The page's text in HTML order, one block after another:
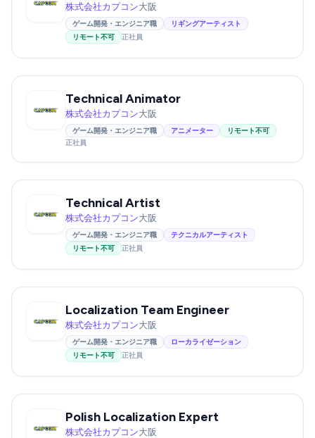
株式会社カプコン大阪
ゲーム開発・エンジニア職
リギングアーティスト
リモート不可
正社員
Technical Animator
株式会社カプコン大阪
ゲーム開発・エンジニア職 アニメーター
リモート不可
正社員
Technical Artist
株式会社カプコン大阪
ゲーム開発・エンジニア職
テクニカルアーティスト
リモート不可
正社員
Localization Team Engineer
株式会社カプコン大阪
ゲーム開発・エンジニア職
ローカライゼーション
リモート不可
正社員
Polish Localization Expert
株式会社カプコン大阪